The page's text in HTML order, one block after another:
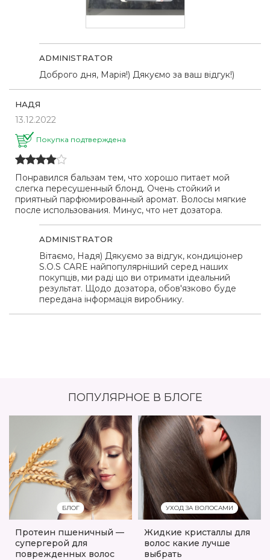
ADMINISTRATOR
Доброго дня, Марія!) Дякуємо за ваш відгук!)
НАДЯ
13.12.2022
Покупка подтверждена
Понравился бальзам тем, что хорошо питает мой
слегка пересушенный блонд. Очень стойкий и
приятный парфюмированный аромат. Волосы мягкие
после использования. Минус, что нет дозатора.
ADMINISTRATOR
Вітаємо, Надя) Дякуємо за відгук, кондиціонер
S.O.S CARE найпопулярніший серед наших
покупців, ми раді що ви отримати ідеальний
результат. Щодо дозатора, обов'язково буде
передана інформація виробнику.
ПОПУЛЯРНОЕ В БЛОГЕ
БЛОГ
Протеин пшеничный —
супергерой для
поврежденных волос
УХОД ЗА ВОЛОСАМИ
Жидкие кристаллы для
волос какие лучше
выбрать